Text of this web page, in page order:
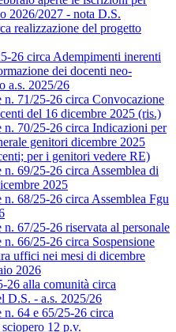
2026/2027 - nota D.S.
realizzazione del progetto
26 circa Adempimenti inerenti
dei docenti neo-
a.s. 2025/26
n. 71/25-26 circa Convocazione
del 16 dicembre 2025 (ris.)
n. 70/25-26 circa Indicazioni per
genitori dicembre 2025
per i genitori vedere RE)
69/25-26 circa Assemblea di
2025
68/25-26 circa Assemblea Fgu
67/25-26 riservata al personale
66/25-26 circa Sospensione
uffici nei mesi di dicembre
2026
26 alla comunità circa
D.S. - a.s. 2025/26
n. 64 e 65/25-26 circa
12 p.v.